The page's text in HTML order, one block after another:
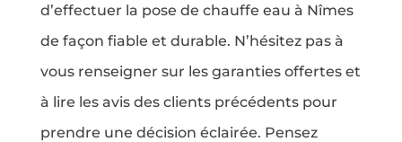
d’effectuer la pose de chauffe eau à Nîmes
de façon fiable et durable. N’hésitez pas à
vous renseigner sur les garanties offertes et
à lire les avis des clients précédents pour
prendre une décision éclairée. Pensez